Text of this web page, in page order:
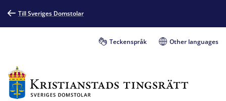
Till Sveriges Domstolar
Teckenspråk Other languages